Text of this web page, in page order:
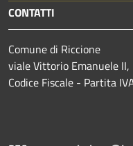
CONTATTI
Comune di Riccione
viale Vittorio Emanuele
Codice Fiscale - Partita